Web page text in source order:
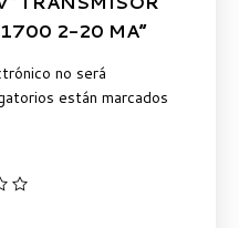
2-20 MA”
no será
están marcados